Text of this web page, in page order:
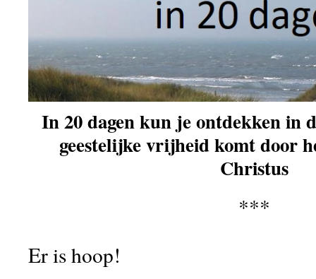
In 20 dagen kun je ontdekken in
geestelijke vrijheid komt door
Christus
***
Er is hoop!